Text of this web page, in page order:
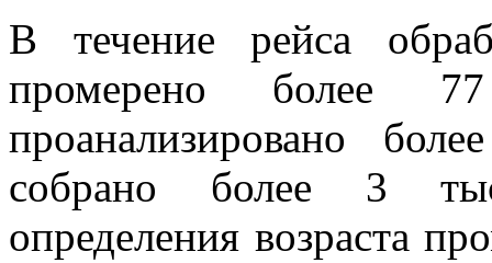
В течение рейса
промерено более
проанализировано
собрано более 3
определения возраста